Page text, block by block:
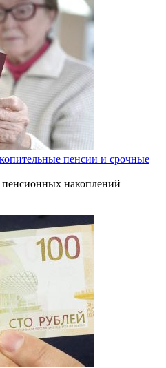
пенсии и срочные
накоплений